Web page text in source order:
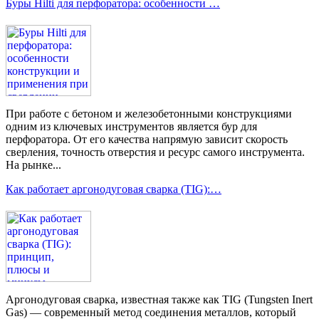
Буры Hilti для перфоратора: особенности …
При работе с бетоном и железобетонными конструкциями
одним из ключевых инструментов является бур для
перфоратора. От его качества напрямую зависит скорость
сверления, точность отверстия и ресурс самого инструмента.
На рынке...
Как работает аргонодуговая сварка (TIG):…
Аргонодуговая сварка, известная также как TIG (Tungsten Inert
Gas) — современный метод соединения металлов, который